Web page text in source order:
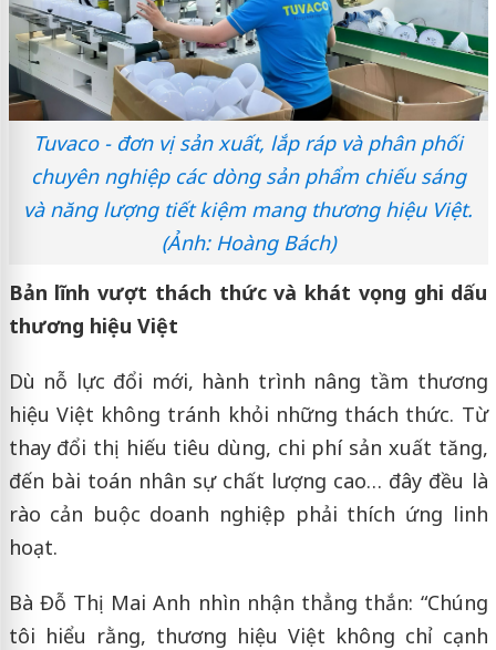
Tuvaco - đơn vị sản xuất, lắp ráp và phân phối
chuyên nghiệp các dòng sản phẩm chiếu sáng
và năng lượng tiết kiệm mang thương hiệu Việt.
(Ảnh: Hoàng Bách)
Bản lĩnh vượt thách thức và khát vọng ghi dấu
thương hiệu Việt
Dù nỗ lực đổi mới, hành trình nâng tầm thương
hiệu Việt không tránh khỏi những thách thức. Từ
thay đổi thị hiếu tiêu dùng, chi phí sản xuất tăng,
đến bài toán nhân sự chất lượng cao… đây đều là
rào cản buộc doanh nghiệp phải thích ứng linh
hoạt.
Bà Đỗ Thị Mai Anh nhìn nhận thẳng thắn: “Chúng
tôi hiểu rằng, thương hiệu Việt không chỉ cạnh